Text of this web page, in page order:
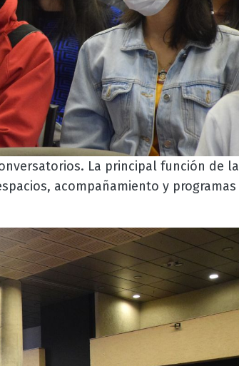
La principal función de la
acompañamiento y programas